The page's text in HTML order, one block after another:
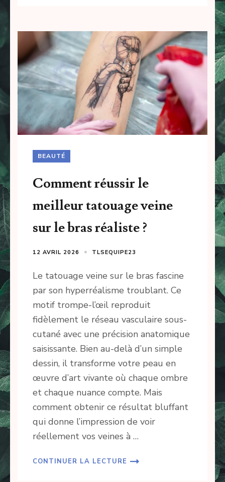
BEAUTÉ
Comment réussir le
meilleur tatouage veine
sur le bras réaliste ?
12 AVRIL 2026 TLSEQUIPE23
Le tatouage veine sur le bras fascine
par son hyperréalisme troublant. Ce
motif trompe-l’œil reproduit
fidèlement le réseau vasculaire sous-
cutané avec une précision anatomique
saisissante. Bien au-delà d’un simple
dessin, il transforme votre peau en
œuvre d’art vivante où chaque ombre
et chaque nuance compte. Mais
comment obtenir ce résultat bluffant
qui donne l’impression de voir
réellement vos veines à …
CONTINUER LA LECTURE